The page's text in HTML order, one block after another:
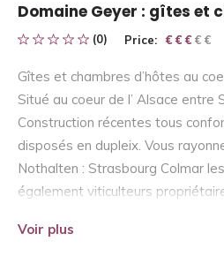
Domaine Geyer : gîtes et
(0) Price: € € € € €
€ € €
Gîtes et chambres d’hôtes au
Situé au coeur de l’ Alsace entre
Construction récentes tous
disposés en dupleix. Vous
Nothalten : Strasbourg Colmar
également viticulteurs
Voir plus